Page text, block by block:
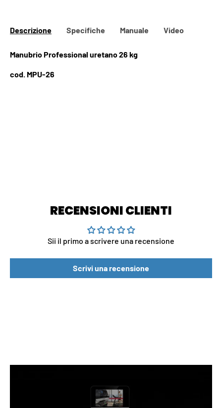
Descrizione Specifiche Manuale Video
Manubrio Professional uretano 26 kg
cod. MPU-26
RECENSIONI CLIENTI
Sii il primo a scrivere una recensione
Scrivi una recensione